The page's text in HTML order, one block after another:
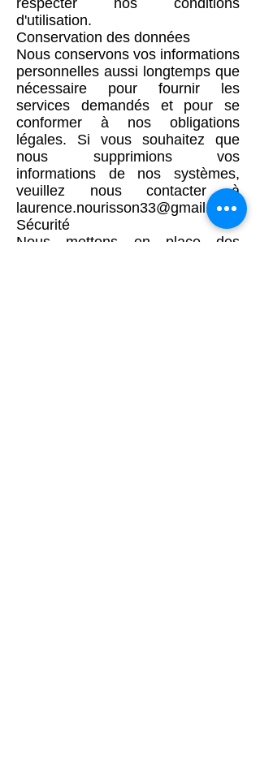
respecter nos conditions
d'utilisation.
Conservation des données
Nous conservons vos informations
personnelles aussi longtemps que
nécessaire pour fournir les
services demandés et pour se
conformer à nos obligations
légales. Si vous souhaitez que
nous supprimions vos
informations de nos systèmes,
veuillez nous contacter à
laurence.nourisson33@gmail.com
Sécurité
Nous mettons en place des